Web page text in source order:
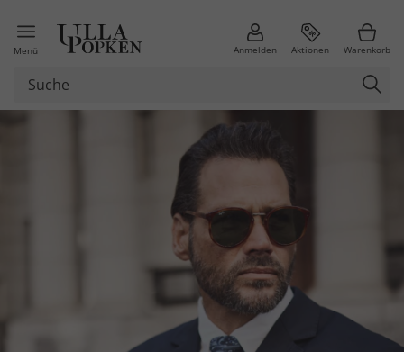
Menü Anmelden Aktionen Warenkorb